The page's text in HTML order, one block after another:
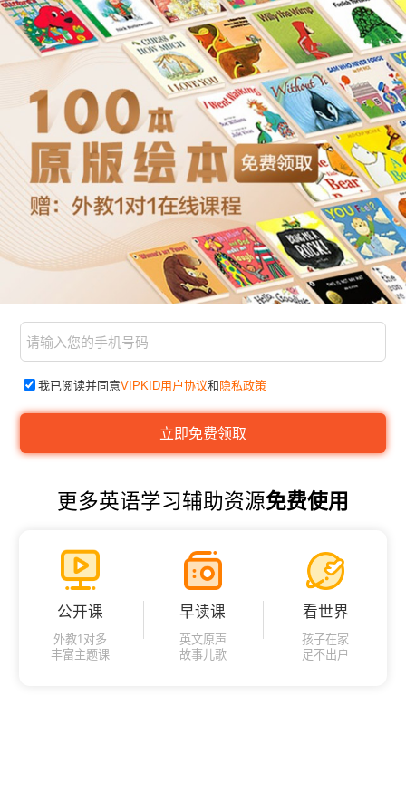
我已阅读并同意VIPKID用户协议和 隐私政策
更多英语学习辅助资源免费使用
公开课
外教1对多
丰富主题课
早读课
英文原声
故事儿歌
看世界
孩子在家
足不出户